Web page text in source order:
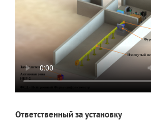
Ответственный за установку